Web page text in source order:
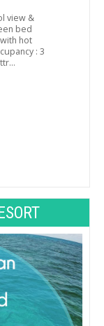
view &
bed
hot
: 3